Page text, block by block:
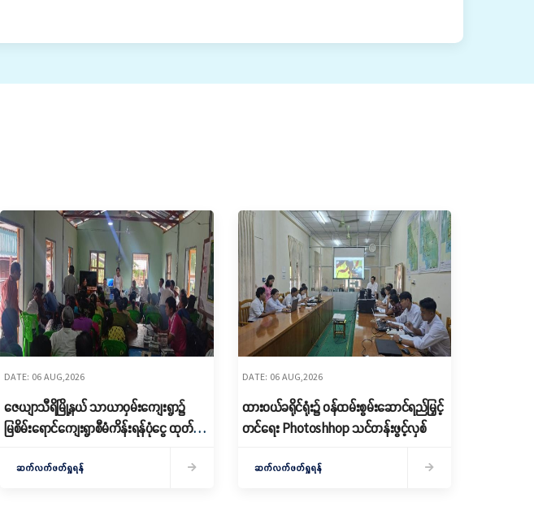
DATE: 06 AUG,2026
ဇေယျာသီရိမြို့နယ် သာယာဝှမ်းကျေးရွာ၌
မြစိမ်းရောင်ကျေးရွာစီမံကိန်းရန်ပုံငွေ ထုတ်
ဆက်လက်ဖတ်ရှုရန်
DATE: 06 AUG,2026
ထားဝယ်ခရိုင်ရုံး၌ ဝန်ထမ်းစွမ်းဆောင်ရည်မြှင့်
တင်ရေး Photoshhop သင်တန်းဖွင့်လှစ်
ဆက်လက်ဖတ်ရှုရန်